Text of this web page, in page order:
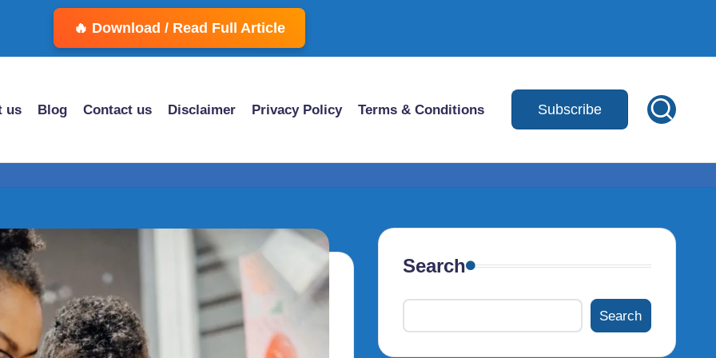
🔥 Download / Read Full Article
us Blog Contact us Disclaimer Privacy Policy Terms & Conditions Subscribe
Search
Search